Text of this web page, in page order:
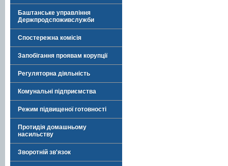
Баштанське управління
Держпродспоживслужби
Спостережна комісія
Запобігання проявам корупції
Регуляторна діяльність
Комунальні підприємства
Режим підвищеної готовності
Протидія домашньому
насильству
Зворотній зв'язок